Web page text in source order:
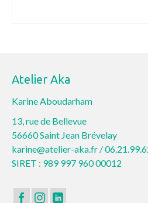
Atelier Aka
Karine Aboudarham
13, rue de Bellevue
56660 Saint Jean Brévelay
karine@atelier-aka.fr /
SIRET : 989 997 960 00012